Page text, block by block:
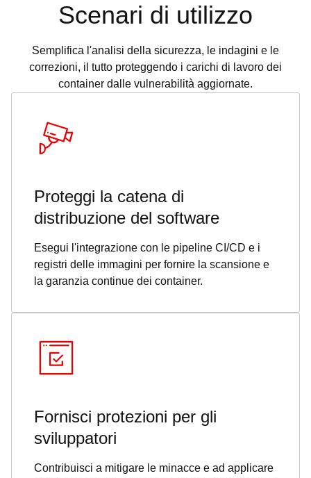
Scenari di utilizzo
Semplifica l'analisi della sicurezza, le indagini e le
correzioni, il tutto proteggendo i carichi di lavoro dei
container dalle vulnerabilità aggiornate.
Proteggi la catena di
distribuzione del software
Esegui l'integrazione con le pipeline CI/CD e i
registri delle immagini per fornire la scansione e
la garanzia continue dei container.
Fornisci protezioni per gli
sviluppatori
Contribuisci a mitigare le minacce e ad applicare